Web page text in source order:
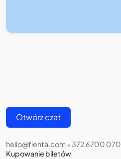
Otwórz czat
hello@fienta.com • 372 6700 070
Kupowanie biletów